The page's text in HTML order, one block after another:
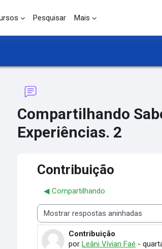
Pesquisar Mais
Compartilhando
Experiências. 2
Contribuição
◀︎ Compartilhando
Modo de visualização
Contribuição
porLeâni Vívian Faé -
Número de respostas: 0